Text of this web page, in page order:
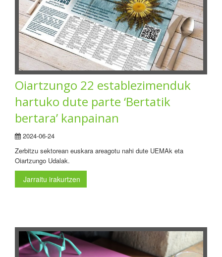
Oiartzungo 22 establezimenduk
hartuko dute parte ‘Bertatik
bertara’ kanpainan
2024-06-24
Zerbitzu sektorean euskara areagotu nahi dute UEMAk eta
Oiartzungo Udalak.
Jarraitu irakurtzen